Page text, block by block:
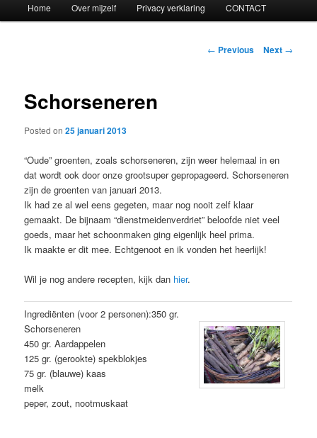
Skip
content
Home Over mijzelf Privacy verklaring CONTACT
Post
← Previous Next →
Schorseneren
Posted on25 januari 2013
“Oude” groenten, zoals schorseneren, zijn weer helemaal in en
dat wordt ook door onze grootsuper gepropageerd. Schorseneren
zijn de groenten van januari 2013.
Ik had ze al wel eens gegeten, maar nog nooit zelf klaar
gemaakt. De bijnaam “dienstmeidenverdriet” beloofde niet veel
goeds, maar het schoonmaken ging eigenlijk heel prima.
Ik maakte er dit mee. Echtgenoot en ik vonden het heerlijk!
Wil je nog andere recepten, kijk dan hier.
Ingrediënten (voor 2 personen):350 gr.
Schorseneren
450 gr. Aardappelen
125 gr. (gerookte) spekblokjes
75 gr. (blauwe) kaas
melk
peper, zout, nootmuskaat